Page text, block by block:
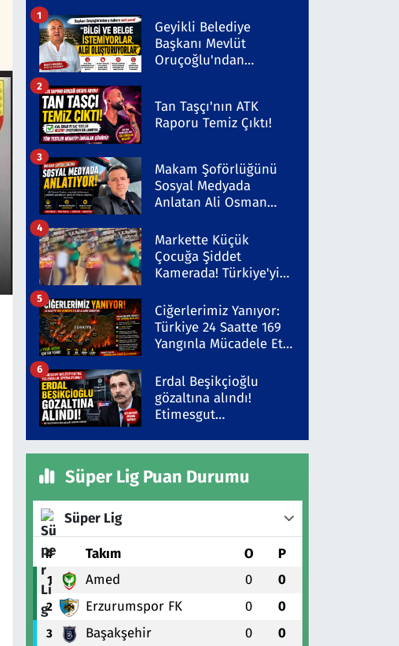
Geyikli Belediye
Başkanı Mevlüt
Oruçoğlu'ndan
1
Tan Taşçı'nın ATK
Raporu Temiz Çıktı!
2
Makam Şoförlüğünü
Sosyal Medyada
Anlatan Ali Osman
3
Markette Küçük
Çocuğa Şiddet
Kamerada! Türkiye'yi
Şüpheli Gözaltında
4
Ciğerlerimiz Yanıyor:
Türkiye 24 Saatte 169
Yangınla Mücadele Etti!
5
Erdal Beşikçioğlu
gözaltına alındı!
Etimesgut
6
Süper Lig Puan Durumu
Süper Lig
# Takım O P
1 Amed 0 0
2 Erzurumspor FK 0 0
3 Başakşehir 0 0